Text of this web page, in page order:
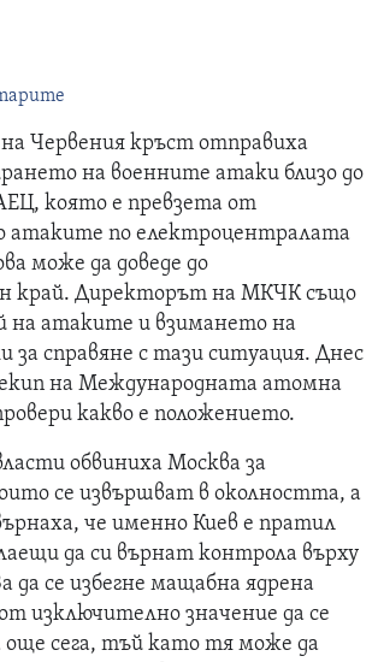
Червения кръст отправиха
на военните атаки близо до
която е превзета от
атаките по електроцентралата
може да доведе до
край. Директорът на МКЧК също
на атаките и взимането на
справяне с тази ситуация. Днес
на Международната атомна
какво е положението.
обвиниха Москва за
се извършват в околността, а
че именно Киев е пратил
да си върнат контрола върху
да се избегне мащабна ядрена
изключително значение да се
още сега, тъй като тя може да